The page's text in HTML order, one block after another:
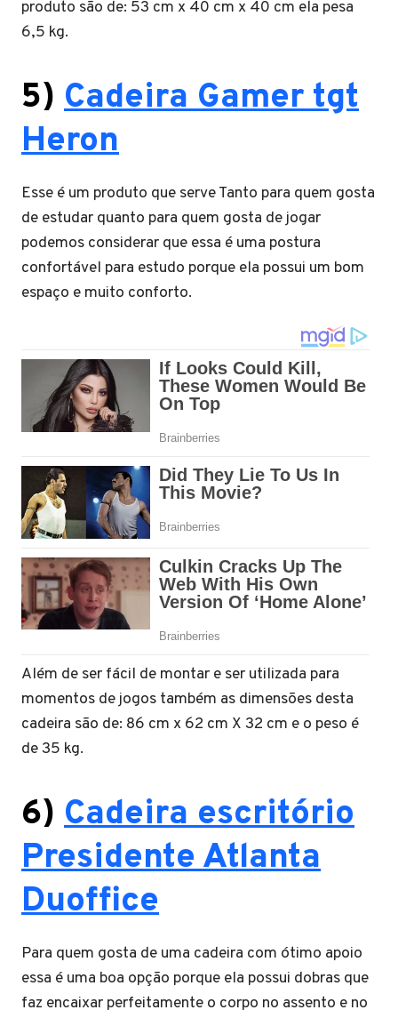
produto são de: 53 cm x 40 cm x 40 cm ela pesa
6,5 kg.
5) Cadeira Gamer tgt
Heron
Esse é um produto que serve Tanto para quem gosta
de estudar quanto para quem gosta de jogar
podemos considerar que essa é uma postura
confortável para estudo porque ela possui um bom
espaço e muito conforto.
Além de ser fácil de montar e ser utilizada para
momentos de jogos também as dimensões desta
cadeira são de: 86 cm x 62 cm X 32 cm e o peso é
de 35 kg.
6) Cadeira escritório
Presidente Atlanta
Duoffice
Para quem gosta de uma cadeira com ótimo apoio
essa é uma boa opção porque ela possui dobras que
faz encaixar perfeitamente o corpo no assento e no